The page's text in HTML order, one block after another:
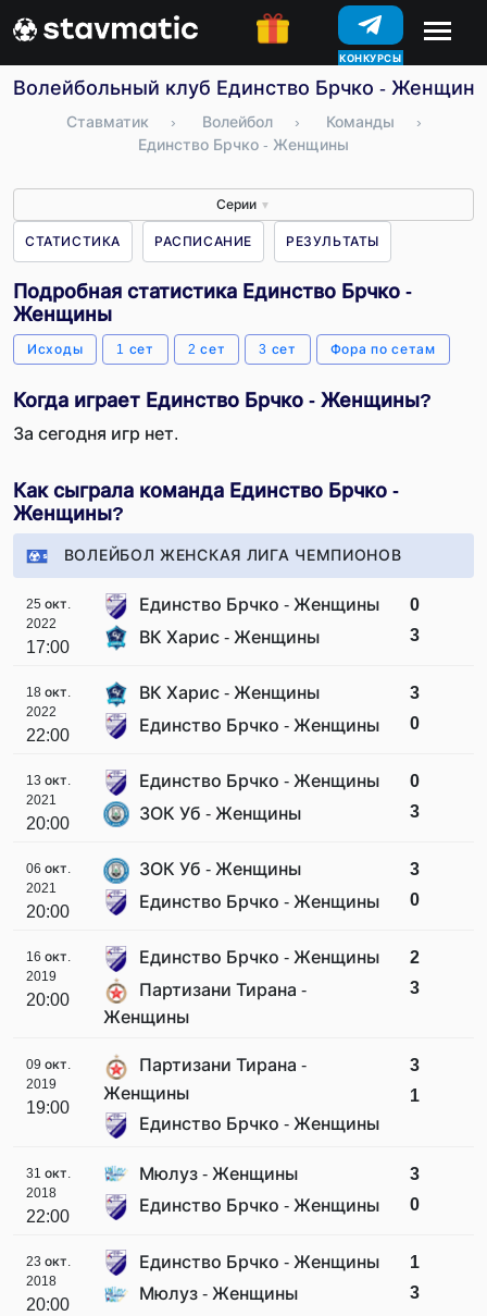
КОНКУРСЫ
Волейбольный клуб Единство Брчко - Женщины
Ставматик › Волейбол › Команды
›
Единство Брчко - Женщины
Серии ▼
СТАТИСТИКА РАСПИСАНИЕ РЕЗУЛЬТАТЫ
Подробная статистика Единство Брчко -
Женщины
Исходы 1 сет 2 сет 3 сет Фора по сетам
Когда играет Единство Брчко - Женщины?
За сегодня игр нет.
Как сыграла команда Единство Брчко -
Женщины?
ВОЛЕЙБОЛ ЖЕНСКАЯ ЛИГА ЧЕМПИОНОВ
25 окт.
2022
17:00
Единство Брчко - Женщины
ВК Харис - Женщины
0
3
18 окт.
2022
22:00
ВК Харис - Женщины
Единство Брчко - Женщины
3
0
13 окт.
2021
20:00
Единство Брчко - Женщины
ЗОК Уб - Женщины
0
3
06 окт.
2021
20:00
ЗОК Уб - Женщины
Единство Брчко - Женщины
3
0
16 окт.
2019
20:00
Единство Брчко - Женщины
Партизани Тирана -
Женщины
2
3
09 окт.
2019
19:00
Партизани Тирана -
Женщины
Единство Брчко - Женщины
3
1
31 окт.
2018
22:00
Мюлуз - Женщины
Единство Брчко - Женщины
3
0
23 окт.
2018
20:00
Единство Брчко - Женщины
Мюлуз - Женщины
1
3